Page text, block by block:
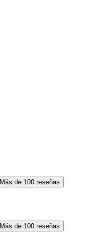
Más de 100 reseñas
Más de 100 reseñas